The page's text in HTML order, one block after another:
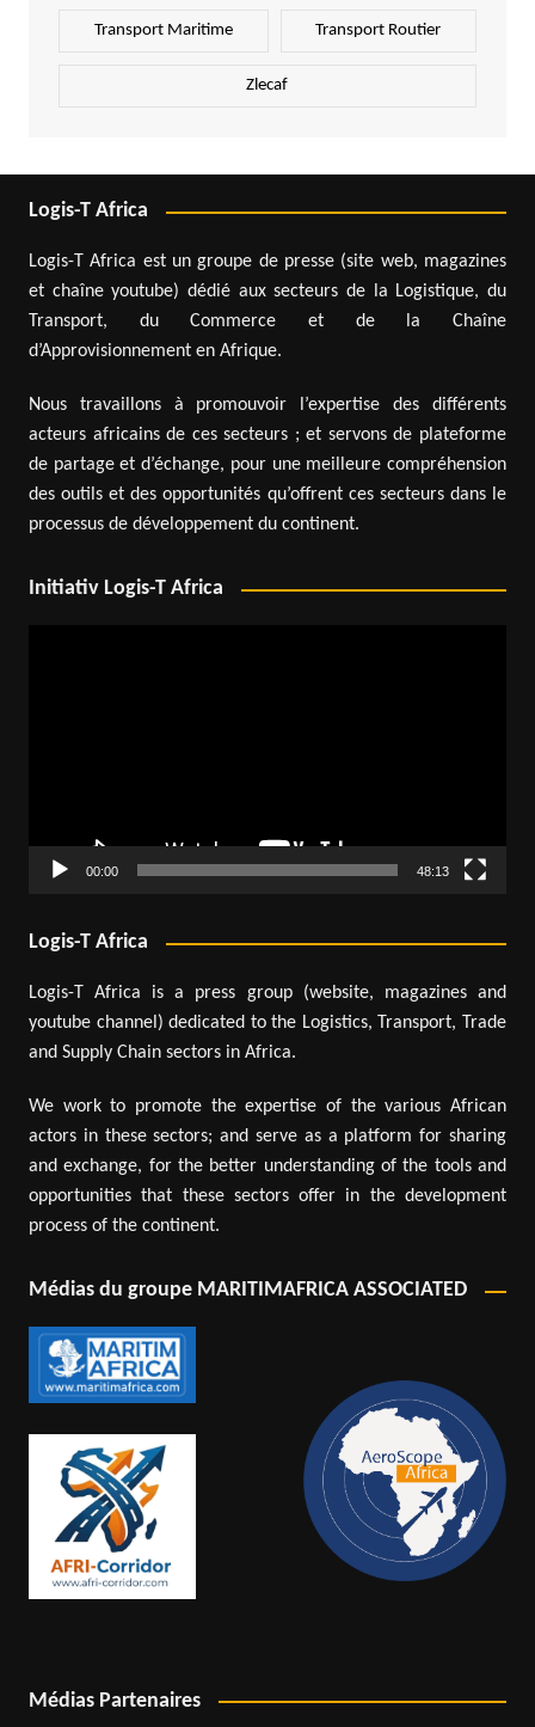
Transport Maritime Transport Routier
Zlecaf
Logis-T Africa
Logis-T Africa est un groupe de presse (site web, magazines
et chaîne youtube) dédié aux secteurs de la Logistique, du
Transport, du Commerce et de la Chaîne
d’Approvisionnement en Afrique.
Nous travaillons à promouvoir l’expertise des différents
acteurs africains de ces secteurs ; et servons de plateforme
de partage et d’échange, pour une meilleure compréhension
des outils et des opportunités qu’offrent ces secteurs dans le
processus de développement du continent.
Initiativ Logis-T Africa
00:00 48:13
Logis-T Africa
Logis-T Africa is a press group (website, magazines and
youtube channel) dedicated to the Logistics, Transport, Trade
and Supply Chain sectors in Africa.
We work to promote the expertise of the various African
actors in these sectors; and serve as a platform for sharing
and exchange, for the better understanding of the tools and
opportunities that these sectors offer in the development
process of the continent.
Médias du groupe MARITIMAFRICA ASSOCIATED
Médias Partenaires